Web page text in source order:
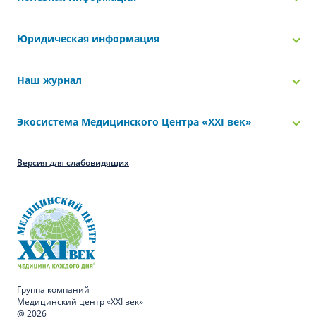
Юридическая информация
Наш журнал
Экосистема Медицинского Центра «‎XXI век»
Версия для слабовидящих
Группа компаний
Медицинский центр «XXI век»
@ 2026